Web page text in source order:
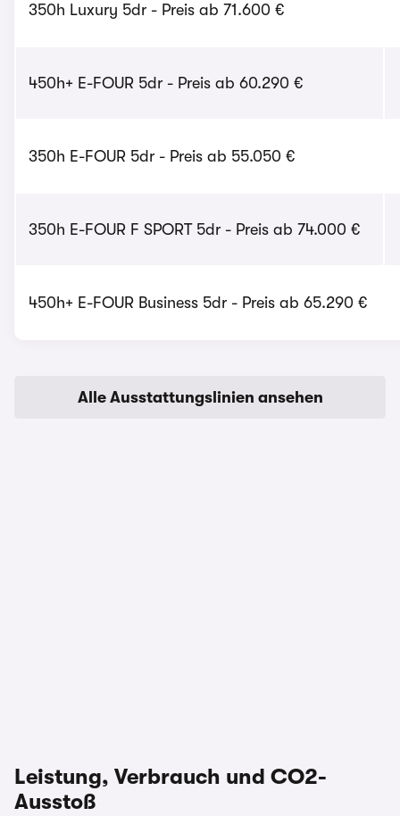
350h Luxury 5dr - Preis ab 71.600 €
450h+ E-FOUR 5dr - Preis ab 60.290 €
350h E-FOUR 5dr - Preis ab 55.050 €
350h E-FOUR F SPORT 5dr - Preis ab 74.000 €
450h+ E-FOUR Business 5dr - Preis ab 65.290 €
Alle Ausstattungslinien ansehen
Leistung, Verbrauch und CO2-
Ausstoß